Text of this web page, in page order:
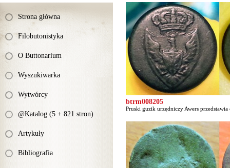
Strona główna
Filobutonistyka
O Buttonarium
Wyszukiwarka
Wytwórcy
@Katalog (5 + 821 stron)
Artykuły
Bibliografia
btrm008205
Pruski guzik urzędniczy Awers